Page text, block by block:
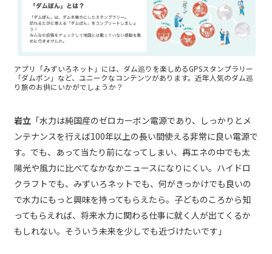
アプリ「みずいろネット」には、ダム巡りを楽しめるGPSスタンプラリー
「ダムポン」など、ユニークなコンテンツがあります。近年人気のダム巡
り旅のお供にいかがでしょうか？
岩立 「水力は純国産のゼロカーボン電源であり、しっかりとメ
ンテナンスを行えば100年以上の長い間使える非常に良い電源で
す。でも、あって当たり前になってしまい、再エネの中でも太
陽光や風力に比べてなかなかニュースになりにくい。ハイドロ
クラフトでも、みずいろネットでも、何がきっかけでも良いの
で水力にもっと興味を持ってもらえたら。子どものころから知
ってもらえれば、将来水力に関わる仕事に就く人が出てくるか
もしれない。そういう未来を少しでも近づけたいです」